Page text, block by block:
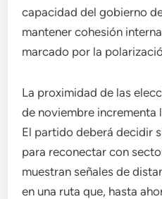
capacidad del gobierno
mantener cohesión
marcado por la
La proximidad de las
de noviembre incrementa
El partido deberá decidir
para reconectar con
muestran señales de
en una ruta que, hasta